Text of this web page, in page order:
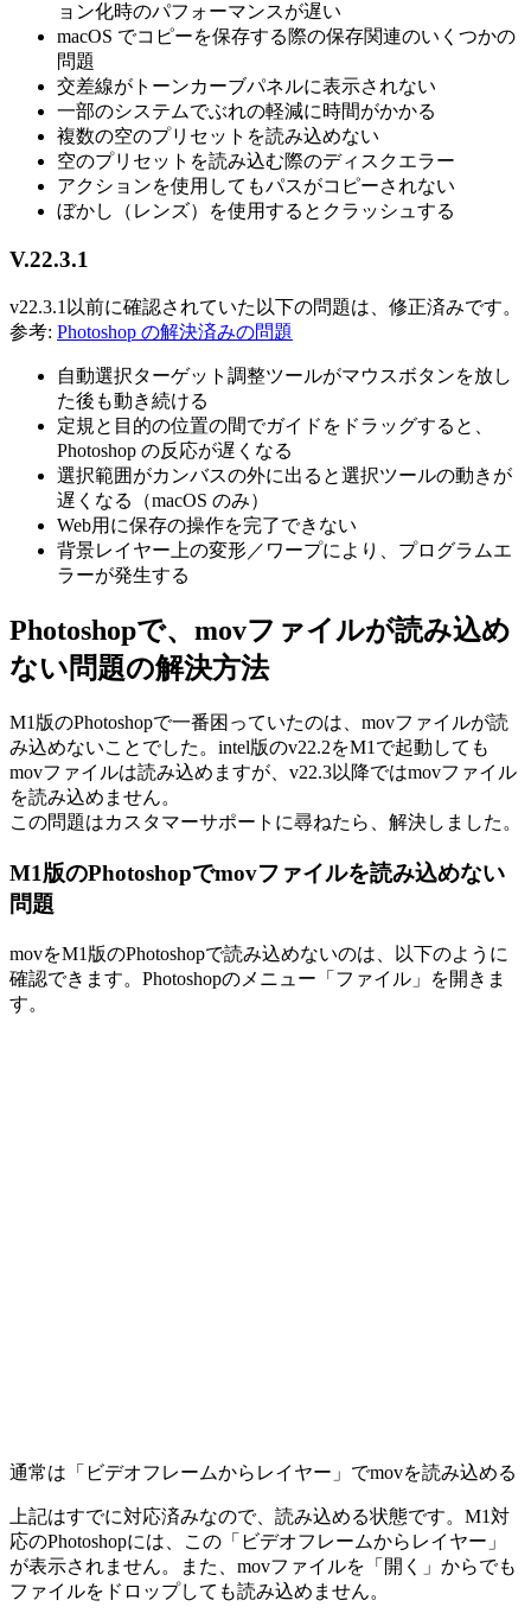
ョン化時のパフォーマンスが遅い
macOS でコピーを保存する際の保存関連のいくつかの
問題
交差線がトーンカーブパネルに表示されない
一部のシステムでぶれの軽減に時間がかかる
複数の空のプリセットを読み込めない
空のプリセットを読み込む際のディスクエラー
アクションを使用してもパスがコピーされない
ぼかし（レンズ）を使用するとクラッシュする
V.22.3.1
v22.3.1以前に確認されていた以下の問題は、修正済みです。
参考: Photoshop の解決済みの問題
自動選択ターゲット調整ツールがマウスボタンを放し
た後も動き続ける
定規と目的の位置の間でガイドをドラッグすると、
Photoshop の反応が遅くなる
選択範囲がカンバスの外に出ると選択ツールの動きが
遅くなる（macOS のみ）
Web用に保存の操作を完了できない
背景レイヤー上の変形／ワープにより、プログラムエ
ラーが発生する
Photoshopで、movファイルが読み込め
ない問題の解決方法
M1版のPhotoshopで一番困っていたのは、movファイルが読
み込めないことでした。intel版のv22.2をM1で起動しても
movファイルは読み込めますが、v22.3以降ではmovファイル
を読み込めません。
この問題はカスタマーサポートに尋ねたら、解決しました。
M1版のPhotoshopでmovファイルを読み込めない
問題
movをM1版のPhotoshopで読み込めないのは、以下のように
確認できます。Photoshopのメニュー「ファイル」を開きま
す。
通常は「ビデオフレームからレイヤー」でmovを読み込める
上記はすでに対応済みなので、読み込める状態です。M1対
応のPhotoshopには、この「ビデオフレームからレイヤー」
が表示されません。また、movファイルを「開く」からでも
ファイルをドロップしても読み込めません。